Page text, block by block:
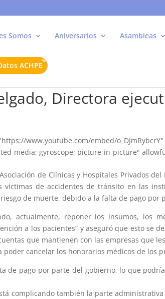
Somos Aniversarios Asambleas
ACHPE
Directora
www.youtube.com/embed/
media; gyroscope; picture-in-picture"
de Clínicas y Hospitales Privados del
víctimas de accidentes de tránsito en las
de muerte, debido a la falta de pago por
actualmente, reponer los insumos, los
a los pacientes” y aseguró que esto se
que mantienen con las empresas que
cancelar los honorarios médicos de los
de pago por parte del gobierno, lo que
complicando también la parte